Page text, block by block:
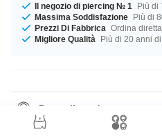
Il negozio di piercing № 1
Più di
Massima Soddisfazione Più di
Prezzi Di Fabbrica Ordina
Migliore Qualità
Più di 20 anni
Dettagli prodotto
The available gauge is 1.6 mm.